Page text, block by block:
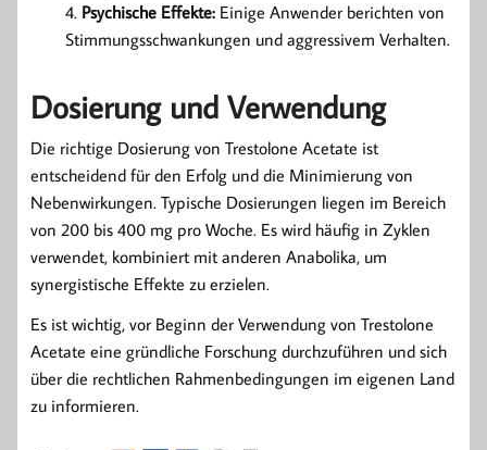
Psychische Effekte: Einige Anwender berichten von
Stimmungsschwankungen und aggressivem Verhalten.
Dosierung und Verwendung
Die richtige Dosierung von Trestolone Acetate ist
entscheidend für den Erfolg und die Minimierung von
Nebenwirkungen. Typische Dosierungen liegen im Bereich
von 200 bis 400 mg pro Woche. Es wird häufig in Zyklen
verwendet, kombiniert mit anderen Anabolika, um
synergistische Effekte zu erzielen.
Es ist wichtig, vor Beginn der Verwendung von Trestolone
Acetate eine gründliche Forschung durchzuführen und sich
über die rechtlichen Rahmenbedingungen im eigenen Land
zu informieren.